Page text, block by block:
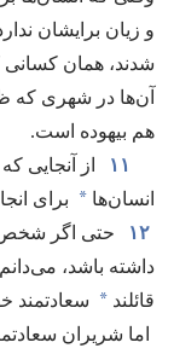
و زیان برایشان
شدند،‏ همان
آن‌ها در شهری که
هم بیهوده است.‏
۱۱
از آنجایی
انسان‌ها * برای
۱۲
حتی اگر شخص
داشته باشد،‏
قائلند * سعادتمند
اما شریران